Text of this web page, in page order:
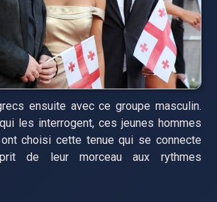
ensuite avec ce groupe masculin.
les interrogent, ces jeunes hommes
choisi cette tenue qui se connecte
de leur morceau aux rythmes